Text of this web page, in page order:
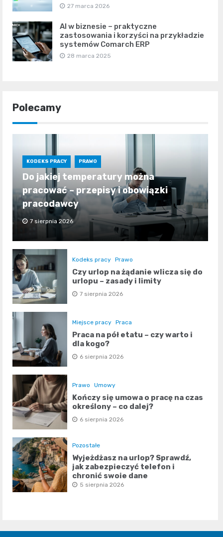
27 marca 2026
AI w biznesie – praktyczne
zastosowania i korzyści na przykładzie
systemów Comarch ERP
28 marca 2025
Polecamy
KODEKS PRACY PRAWO
Do jakiej temperatury można
pracować – przepisy i obowiązki
pracodawcy
7 sierpnia 2026
Kodeks pracy Prawo
Czy urlop na żądanie wlicza się do
urlopu – zasady i limity
7 sierpnia 2026
Miejsce pracy Praca
Praca na pół etatu – czy warto i
dla kogo?
6 sierpnia 2026
Prawo Umowy
Kończy się umowa o pracę na czas
określony – co dalej?
6 sierpnia 2026
Pozostałe
Wyjeżdżasz na urlop? Sprawdź,
jak zabezpieczyć telefon i
chronić swoje dane
5 sierpnia 2026